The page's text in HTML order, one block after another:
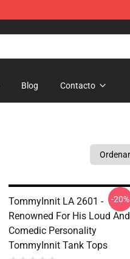
Blog Contacto
TommyInnit LA 2601 -
Renowned For His Loud And
Comedic Personality
TommyInnit Tank Tops
-20%